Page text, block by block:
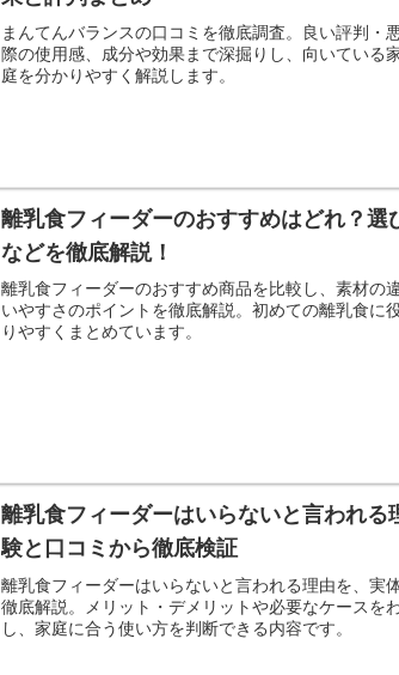
まんてんバランスの口コミを徹底調査。良い評判・
際の使用感、成分や効果まで深掘りし、向いている
庭を分かりやすく解説します。
離乳食フィーダーのおすすめはどれ？選
などを徹底解説！
離乳食フィーダーのおすすめ商品を比較し、素材の
いやすさのポイントを徹底解説。初めての離乳食に
りやすくまとめています。
離乳食フィーダーはいらないと言われる
験と口コミから徹底検証
離乳食フィーダーはいらないと言われる理由を、実
徹底解説。メリット・デメリットや必要なケースを
し、家庭に合う使い方を判断できる内容です。